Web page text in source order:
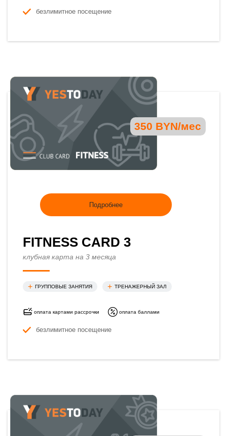
безлимитное посещение
350 BYN/мес
Подробнее
FITNESS CARD 3
клубная карта на 3 месяца
ГРУППОВЫЕ ЗАНЯТИЯ ТРЕНАЖЕРНЫЙ ЗАЛ
оплата картами рассрочки оплата баллами
безлимитное посещение